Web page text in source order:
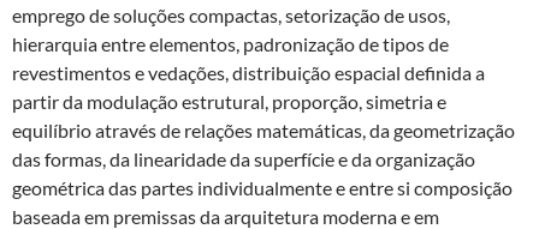
emprego de soluções compactas, setorização de usos,
hierarquia entre elementos, padronização de tipos de
revestimentos e vedações, distribuição espacial definida a
partir da modulação estrutural, proporção, simetria e
equilíbrio através de relações matemáticas, da geometrização
das formas, da linearidade da superfície e da organização
geométrica das partes individualmente e entre si composição
baseada em premissas da arquitetura moderna e em